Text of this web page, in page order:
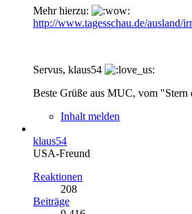
Mehr hierzu:
http://www.tagesschau.de/ausland/
Servus, klaus54
Beste Grüße aus MUC, vom "Stern
Inhalt melden
klaus54
USA-Freund
Reaktionen
208
Beiträge